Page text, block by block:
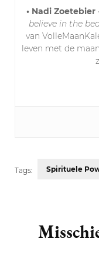
• Nadi Zoetebier •
believe in the
van
leven met de
Tags: Spirituele